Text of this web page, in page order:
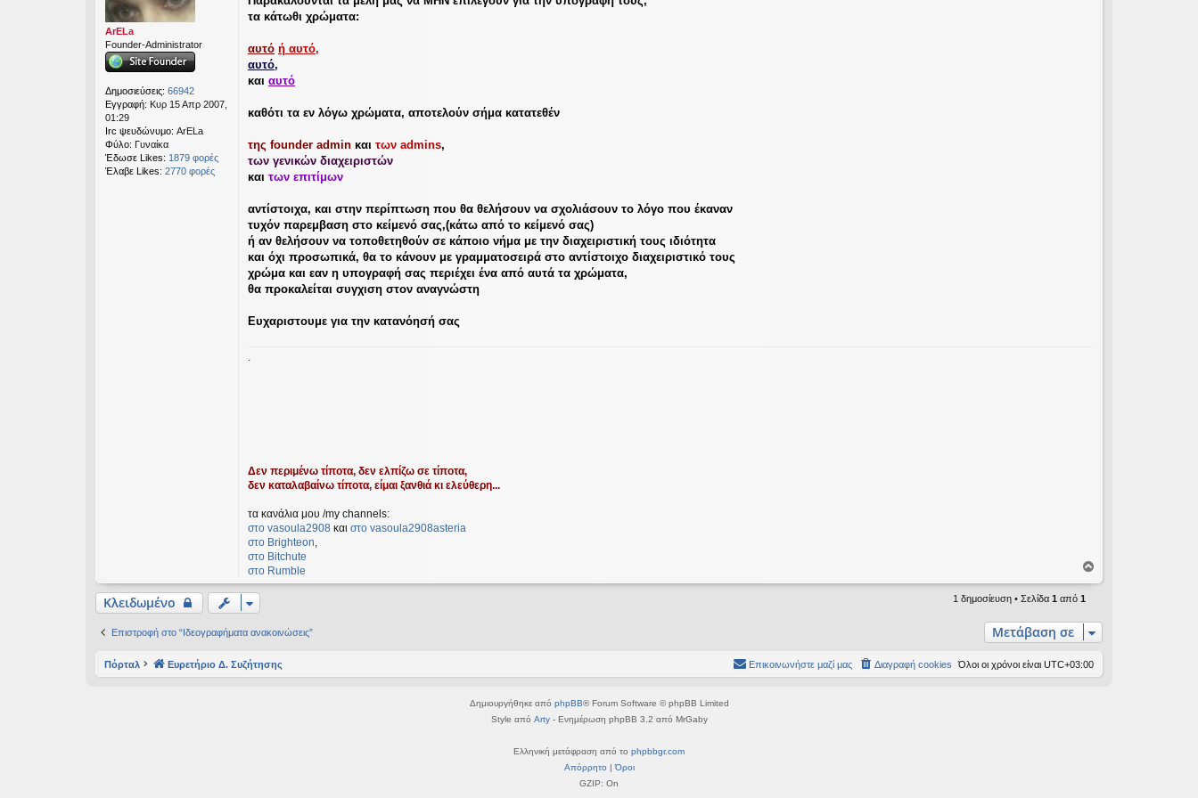
ArELa
Founder-Administrator
Δημοσιεύσεις: 66942
Εγγραφή: Κυρ 15 Απρ 2007,
01:29
Irc ψευδώνυμο: ArELa
Φύλο: Γυναίκα
Έδωσε Likes: 1879 φορές
Έλαβε Likes: 2770 φορές
μ
ο
ί
ε
υ
σ
τα κάτωθι χρώματα:
αυτό ή αυτό,
αυτό,
και αυτό
καθότι τα εν λόγω χρώματα, αποτελούν σήμα κατατεθέν
της founder admin και των admins,
των γενικών διαχειριστών
και των επιτίμων
αντίστοιχα, και στην περίπτωση που θα θελήσουν να σχολιάσουν το λόγο που έκαναν
τυχόν παρεμβαση στο κείμενό σας,(κάτω από το κείμενό σας)
ή αν θελήσουν να τοποθετηθούν σε κάποιο νήμα με την διαχειριστική τους ιδιότητα
και όχι προσωπικά, θα το κάνουν με γραμματοσειρά στο αντίστοιχο διαχειριστικό τους
χρώμα και εαν η υπογραφή σας περιέχει ένα από αυτά τα χρώματα,
θα προκαλείται συγχιση στον αναγνώστη
Ευχαριστουμε για την κατανόησή σας
Δεν περιμένω τίποτα, δεν ελπίζω σε τίποτα,
δεν καταλαβαίνω τίποτα, είμαι ξανθιά κι ελεύθερη...
τα κανάλια μου /my channels:
στο vasoula2908 και στο vasoula2908asteria
στο Βrighteon
στο Bitchute
στο Rumble
ο
φ
Κλειδωμένο 1 δημοσίευση • Σελίδα 1 από 1
Επιστροφή στο “Ιδεογραφήματα ανακοινώσεις” Μετάβαση σε
Πόρταλ Ευρετήριο Δ. Συζήτησης Όλοι οι χρόνοι είναι UTC+03:00
Διαγραφή cookies
Επικοινωνήστε μαζί μας
Δημιουργήθηκε από phpBB® Forum Software © phpBB Limited
Style από Arty- Ενημέρωση phpBB 3.2 από MrGaby
Ελληνική μετάφραση από το phpbbgr.com
Απόρρητο |Όροι
GZIP: On